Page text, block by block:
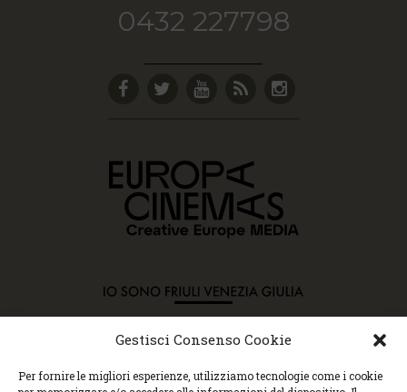
Gestisci Consenso Cookie
Per fornire le migliori esperienze, utilizziamo tecnologie come i cookie
0432 227798
Copyright © 2015 Cec, Tutti i diritti riservati. Nessun
contenuto può essere copiato o manipolato. Accedendo al